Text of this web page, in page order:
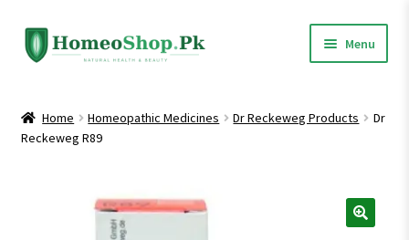
Skip
to
Skip
to
Menu
Shop All
child
menu
Home Homeopathic Medicines Dr Reckeweg Products
Dr
Reckeweg R89